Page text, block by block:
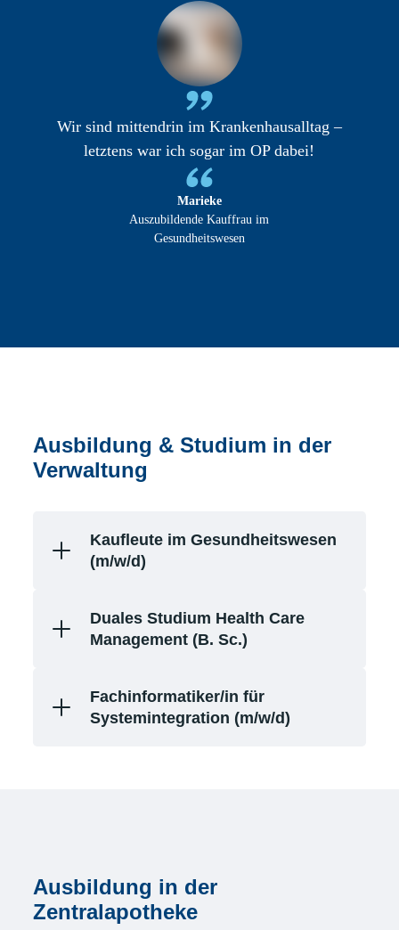
Wir sind mittendrin im Krankenhausalltag –
letztens war ich sogar im OP dabei!
Marieke
Auszubildende Kauffrau im
Gesundheitswesen
Ausbildung & Studium in der
Verwaltung
Kaufleute im Gesundheitswesen
(m/w/d)
Duales Studium Health Care
Management (B. Sc.)
Fachinformatiker/in für
Systemintegration (m/w/d)
Ausbildung in der
Zentralapotheke